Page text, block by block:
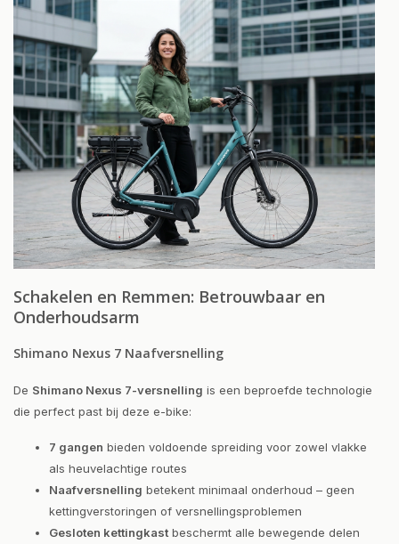
Schakelen en Remmen: Betrouwbaar en
Onderhoudsarm
Shimano Nexus 7 Naafversnelling
De Shimano Nexus 7-versnelling is een beproefde technologie
die perfect past bij deze e-bike:
7 gangen bieden voldoende spreiding voor zowel vlakke
als heuvelachtige routes
Naafversnelling betekent minimaal onderhoud – geen
kettingverstoringen of versnellingsproblemen
Gesloten kettingkast beschermt alle bewegende delen